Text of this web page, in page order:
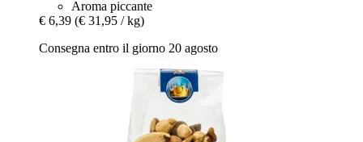
Aroma piccante
€ 6,39 (€ 31,95 / kg)
Consegna entro il giorno 20 agosto